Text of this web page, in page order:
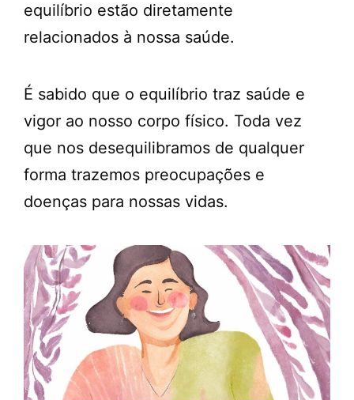
equilíbrio estão diretamente
relacionados à nossa saúde.
É sabido que o equilíbrio traz saúde e
vigor ao nosso corpo físico. Toda vez
que nos desequilibramos de qualquer
forma trazemos preocupações e
doenças para nossas vidas.